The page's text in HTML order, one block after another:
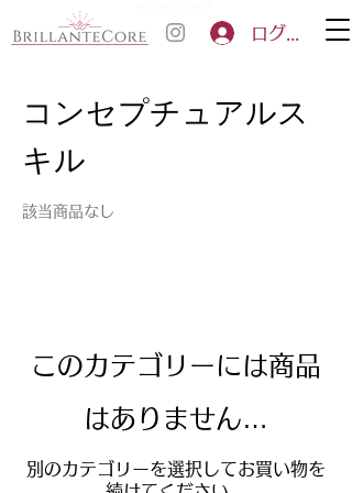
ログイン
コンセプチュアルス
キル
該当商品なし
このカテゴリーには商品
はありません…
別のカテゴリーを選択してお買い物を